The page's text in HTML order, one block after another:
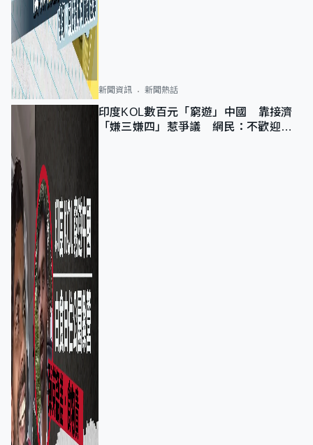
新聞資訊 新聞熱話
印度KOL數百元「窮遊」中國 靠接濟
「嫌三嫌四」惹爭議 網民：不歡迎劣